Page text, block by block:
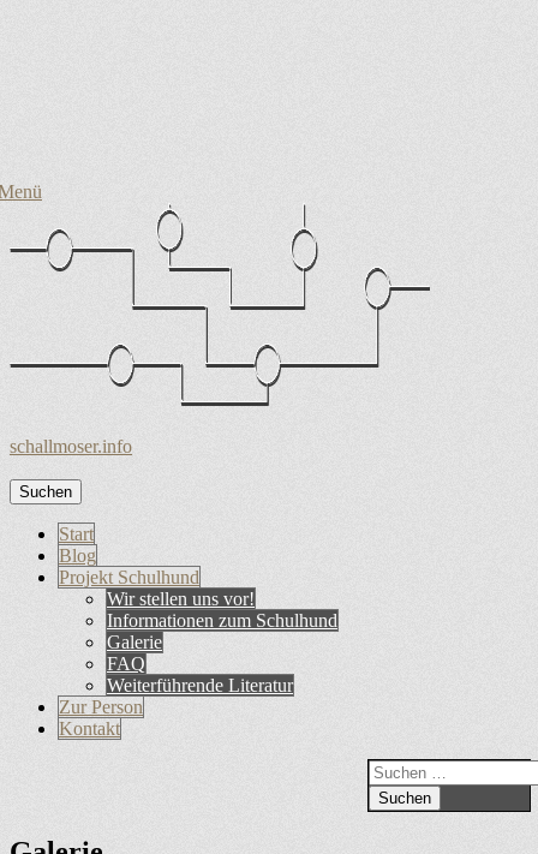
schallmoser.info
Suchen
nach:
Primäres
Menü
Zum
Inhalt
springen
Start
Blog
Projekt Schulhund
Wir stellen uns vor!
Informationen zum Schulhund
Galerie
FAQ
Weiterführende Literatur
Zur Person
Kontakt
Suchen
nach: